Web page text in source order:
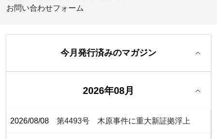
お問い合わせフォーム
今月発行済みのマガジン
2026年08月
2026/08/08 第4493号 木原事件に重大新証拠浮上